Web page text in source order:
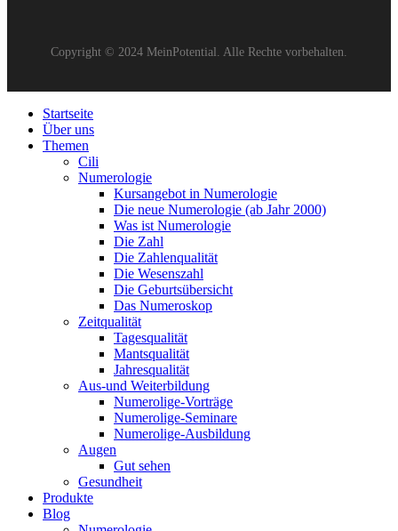
Copyright © 2024 MeinPotential. Alle Rechte vorbehalten.
Startseite
Über uns
Themen
Cili
Numerologie
Kursangebot in Numerologie
Die neue Numerologie (ab Jahr 2000)
Was ist Numerologie
Die Zahl
Die Zahlenqualität
Die Wesenszahl
Die Geburtsübersicht
Das Numeroskop
Zeitqualität
Tagesqualität
Mantsqualität
Jahresqualität
Aus-und Weiterbildung
Numerolige-Vorträge
Numerolige-Seminare
Numerolige-Ausbildung
Augen
Gut sehen
Gesundheit
Produkte
Blog